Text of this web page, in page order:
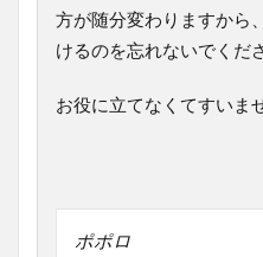
方が随分変わりますから
けるのを忘れないでくだ
お役に立てなくてすいま
ポポロ